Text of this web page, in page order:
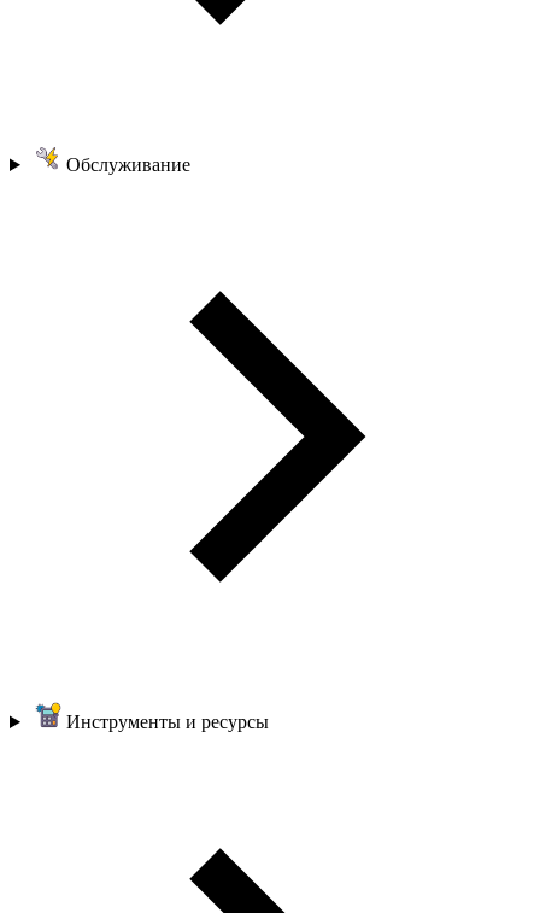
Обслуживание
Инструменты и ресурсы